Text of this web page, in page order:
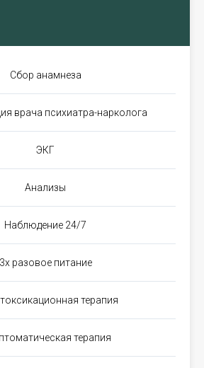
Сбор анамнеза
врача психиатра-нарколога
ЭКГ
Анализы
Наблюдение 24/7
3х разовое питание
терапия
терапия